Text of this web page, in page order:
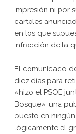
impresión ni por
carteles
en los que
infracción de la
El comunicado
diez días para
«hizo el PSOE
Bosque», una
puesto en
lógicamente el